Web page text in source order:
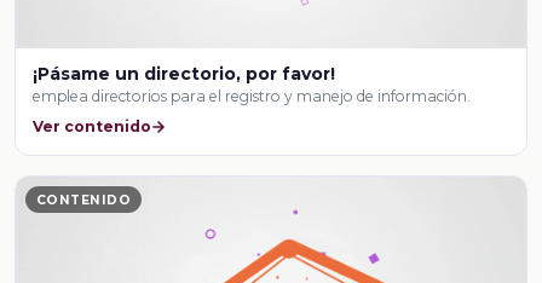
¡Pásame un directorio, por favor!
emplea directorios para el registro y manejo de información.
Ver contenido
CONTENIDO